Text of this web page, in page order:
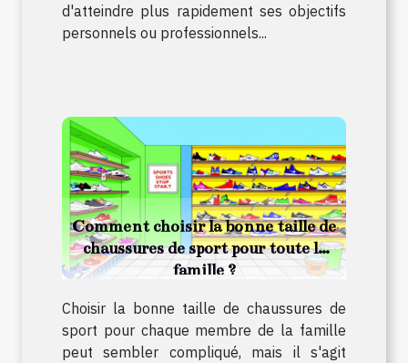
d'atteindre plus rapidement ses objectifs
personnels ou professionnels...
Comment choisir la bonne taille de
chaussures de sport pour toute la
famille ?
Choisir la bonne taille de chaussures de
sport pour chaque membre de la famille
peut sembler compliqué, mais il s'agit